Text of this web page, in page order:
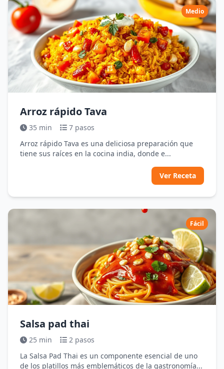
Medio
Arroz rápido Tava
35 min
7 pasos
Arroz rápido Tava es una deliciosa preparación que
tiene sus raíces en la cocina india, donde e...
Ver Receta
Fácil
Salsa pad thai
25 min
2 pasos
La Salsa Pad Thai es un componente esencial de uno
de los platillos más emblemáticos de la gastronomía...